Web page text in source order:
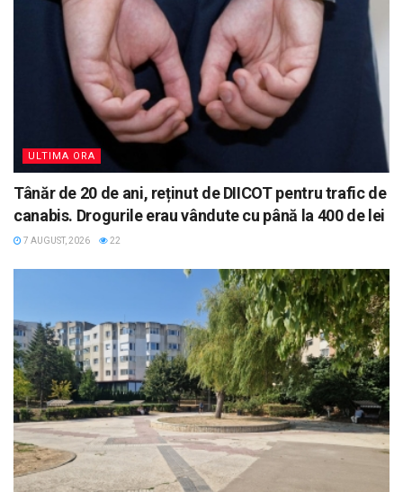
ULTIMA ORA
Tânăr de 20 de ani, reținut de DIICOT pentru trafic de
canabis. Drogurile erau vândute cu până la 400 de lei
7 AUGUST, 2026 22